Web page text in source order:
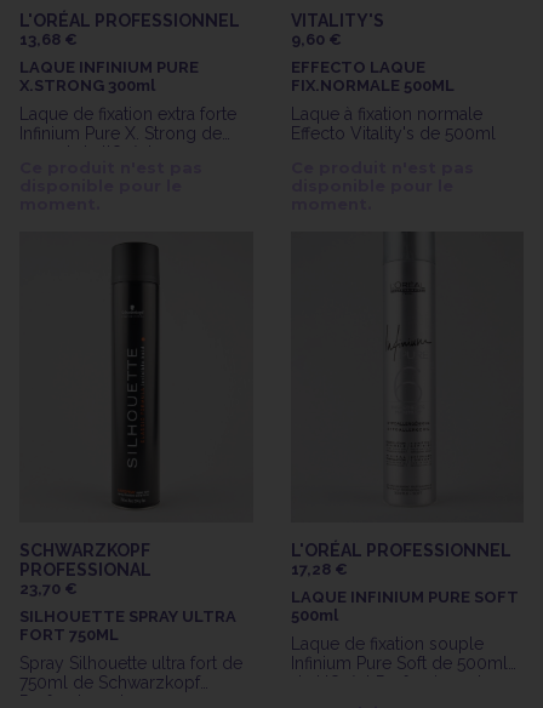
L'ORÉAL PROFESSIONNEL
13,68 €
LAQUE INFINIUM PURE
X.STRONG 300ml
Laque de fixation extra forte
Infinium Pure X. Strong de
300ml de l'Oréal
VITALITY'S
9,60 €
EFFECTO LAQUE
FIX.NORMALE 500ML
Laque à fixation normale
Effecto Vitality's de 500ml
SCHWARZKOPF
PROFESSIONAL
23,70 €
SILHOUETTE SPRAY ULTRA
FORT 750ML
Spray Silhouette ultra fort de
750ml de Schwarzkopf
Professionnal
L'ORÉAL PROFESSIONNEL
17,28 €
LAQUE INFINIUM PURE SOFT
500ml
Laque de fixation souple
Infinium Pure Soft de 500ml
de L'Oréal Professionnel